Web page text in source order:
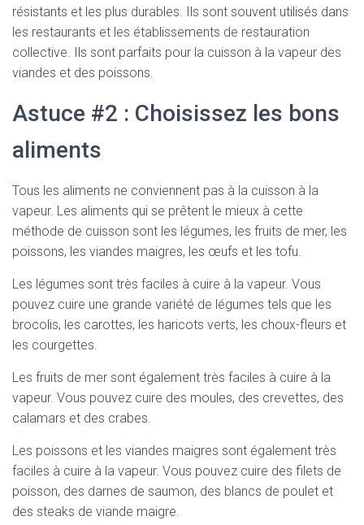
résistants et les plus durables. Ils sont souvent utilisés dans
les restaurants et les établissements de restauration
collective. Ils sont parfaits pour la cuisson à la vapeur des
viandes et des poissons.
Astuce #2 : Choisissez les bons
aliments
Tous les aliments ne conviennent pas à la cuisson à la
vapeur. Les aliments qui se prêtent le mieux à cette
méthode de cuisson sont les légumes, les fruits de mer, les
poissons, les viandes maigres, les œufs et les tofu.
Les légumes sont très faciles à cuire à la vapeur. Vous
pouvez cuire une grande variété de légumes tels que les
brocolis, les carottes, les haricots verts, les choux-fleurs et
les courgettes.
Les fruits de mer sont également très faciles à cuire à la
vapeur. Vous pouvez cuire des moules, des crevettes, des
calamars et des crabes.
Les poissons et les viandes maigres sont également très
faciles à cuire à la vapeur. Vous pouvez cuire des filets de
poisson, des darnes de saumon, des blancs de poulet et
des steaks de viande maigre.